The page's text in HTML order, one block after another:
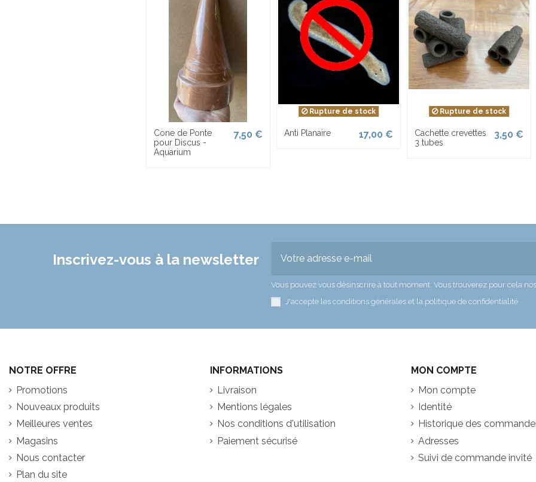
Cone de Ponte
pour Discus -
Aquarium
7,50 €
Rupture de stock
Anti Planaire 17,00 €
Rupture de stock
Cachette crevettes
3 tubes
3,50 €
Inscrivez-vous à la newsletter
Vous pouvez vous désinscrire à tout moment. Vous trouverez pour cela
J'accepte les conditions générales et la politique de confidentialité
NOTRE OFFRE
Promotions
Nouveaux produits
Meilleures ventes
Magasins
Nous contacter
Plan du site
INFORMATIONS
Livraison
Mentions légales
Nos conditions d'utilisation
Paiement sécurisé
MON COMPTE
Mon compte
Identité
Historique des
Adresses
Suivi de commande invité